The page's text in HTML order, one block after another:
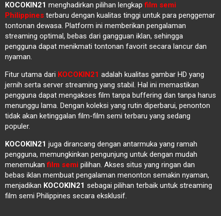
KOCOKIN21 menghadirkan pilihan lengkapfilm semi
Philippines terbaru dengan kualitas tinggi untuk para penggemar
tontonan dewasa. Platform ini memberikan pengalaman
streaming optimal, bebas dari gangguan iklan, sehingga
pengguna dapat menikmati tontonan favorit secara lancur dan
nyaman.
Fitur utama dari KOCOKIN21 adalah kualitas gambar HD yang
jernih serta server streaming yang stabil. Hal ini memastikan
pengguna dapat mengakses film tanpa buffering dan tanpa harus
menunggu lama. Dengan koleksi yang rutin diperbarui, penonton
tidak akan ketinggalan film-film semi terbaru yang sedang
populer.
KOCOKIN21 juga dirancang dengan antarmuka yang ramah
pengguna, memungkinkan pengunjung untuk dengan mudah
menemukanfilm semi pilihan. Akses situs yang ringan dan
bebas iklan membuat pengalaman menonton semakin nyaman,
menjadikan KOCOKIN21 sebagai pilihan terbaik untuk streaming
film semi Philippines secara eksklusif.